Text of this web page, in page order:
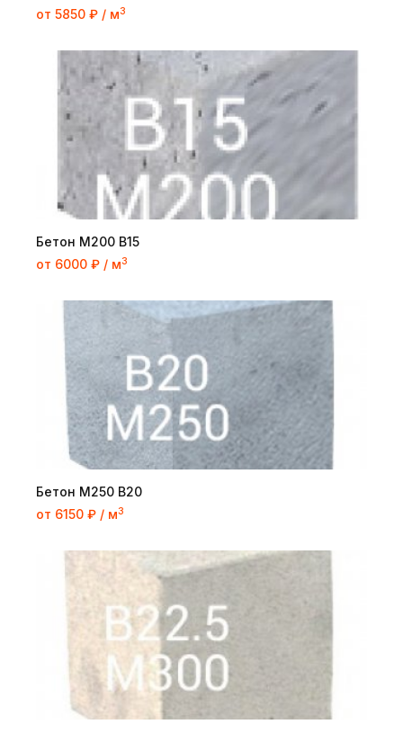
от 5850 ₽ / м3
Бетон М200 В15
от 6000 ₽ / м3
Бетон М250 В20
от 6150 ₽ / м3